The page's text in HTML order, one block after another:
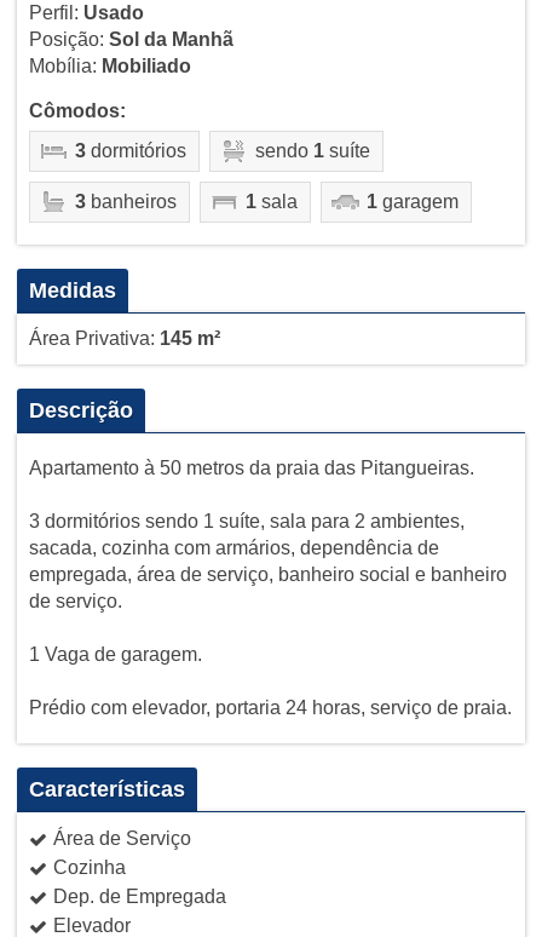
Perfil: Usado
Posição: Sol da Manhã
Mobília: Mobiliado
Cômodos:
3dormitórios sendo 1suíte
3banheiros 1sala 1garagem
Medidas
Área Privativa: 145 m²
Descrição
Apartamento à 50 metros da praia das Pitangueiras.
3 dormitórios sendo 1 suíte, sala para 2 ambientes,
sacada, cozinha com armários, dependência de
empregada, área de serviço, banheiro social e banheiro
de serviço.
1 Vaga de garagem.
Prédio com elevador, portaria 24 horas, serviço de praia.
Características
Área de Serviço
Cozinha
Dep. de Empregada
Elevador